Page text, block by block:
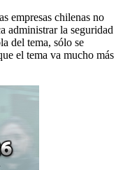
empresas chilenas no
administrar la seguridad
del tema, sólo se
el tema va mucho más